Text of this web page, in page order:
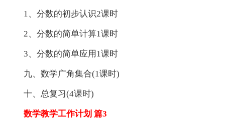
1、分数的初步认识2课时
2、分数的简单计算1课时
3、分数的简单应用1课时
九、数学广角集合(1课时)
十、总复习(4课时)
数学教学工作计划 篇3